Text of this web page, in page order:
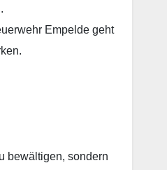
Empelde geht
bewältigen, sondern